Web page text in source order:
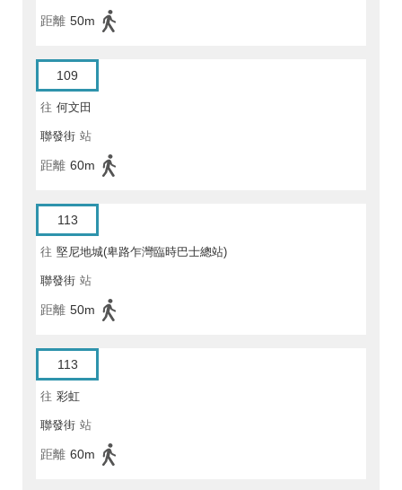
距離 50m
109
往 何文田
聯發街 站
距離 60m
113
往 堅尼地城(卑路乍灣臨時巴士總站)
聯發街 站
距離 50m
113
往 彩虹
聯發街 站
距離 60m